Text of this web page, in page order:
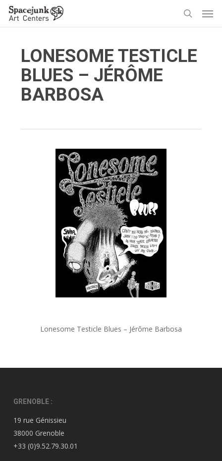
Skip
LONESOME TESTICLE
BLUES – JÉRÔME
BARBOSA
Lonesome Testicle Blues – Jérôme Barbosa
GRENOBLE :
19 rue Génissieu
38000 Grenoble
+33 (0)9.52.79.30.01